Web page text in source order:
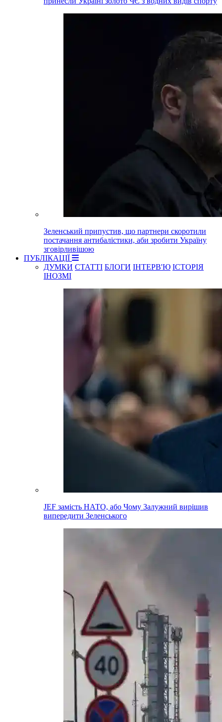
Зеленський припустив, що партнери скоротили
постачання антибалістики, аби зробити Україну
зговірливішою
ПУБЛІКАЦІЇ
ДУМКИ СТАТТІ БЛОГИ ІНТЕРВ'Ю ІСТОРІЯ
ІНОЗМІ
JEF замість НАТО, або Чому Залужний вирішив
випередити Зеленського